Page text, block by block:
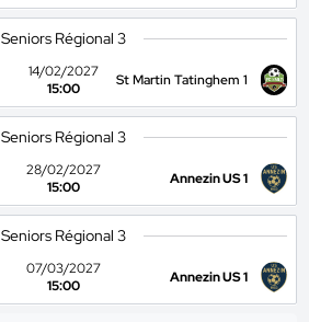
Seniors Régional 3
14/02/2027
15:00
St Martin Tatinghem 1
Seniors Régional 3
28/02/2027
15:00
Annezin US 1
Seniors Régional 3
07/03/2027
15:00
Annezin US 1